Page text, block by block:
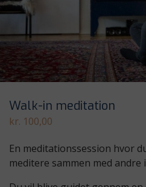
Walk-in meditation
kr. 100,00
En meditationssession hvor
meditere sammen med